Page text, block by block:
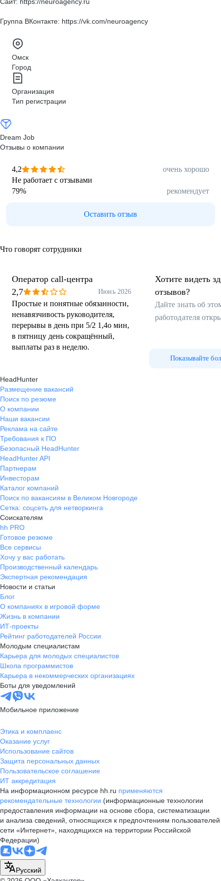
Группа ВКонтакте: https://vk.com/neuroagency
Омск
Город
Организация
Тип регистрации
Dream Job
Отзывы о компании
4,2
очень хорошо
Не работает с отзывами
79% рекомендует
Оставить отзыв
Что говорят сотрудники
Оператор call-центра
2,7
Июнь 2026
Простые и понятные обязанности,
ненавязчивость руководителя,
перерывы в день при 5/2 1,4о мин,
в пятницу день сокращённый,
выплаты раз в неделю.
Хотите видеть
отзывов?
Дайте знать об
работодателя
Показывайте
HeadHunter
Размещение вакансий
Поиск по резюме
О компании
Наши вакансии
Реклама на сайте
Требования к ПО
Безопасный HeadHunter
HeadHunter API
Партнерам
Инвесторам
Каталог компаний
Поиск по вакансиям в Великом Новгороде
Сетка: соцсеть для нетворкинга
Соискателям
hh PRO
Готовое резюме
Все сервисы
Хочу у вас работать
Производственный календарь
Экспертная рекомендация
Новости и статьи
Блог
О компаниях в игровой форме
Жизнь в компании
ИТ-проекты
Рейтинг работодателей России
Молодым специалистам
Карьера для молодых специалистов
Школа программистов
Карьера в некоммерческих организациях
Боты для уведомлений
Мобильное приложение
Этика и комплаенс
Оказание услуг
Использование сайтов
Защита персональных данных
Пользовательское соглашение
ИТ аккредитация
На информационном ресурсе hh.ru применяются
рекомендательные технологии (информационные технологии
предоставления информации на основе сбора, систематизации
и анализа сведений, относящихся к предпочтениям пользователей
сети «Интернет», находящихся на территории Российской
Федерации)
Русский